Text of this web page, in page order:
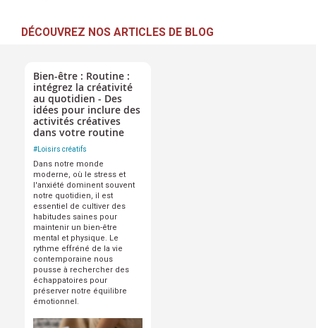
DÉCOUVREZ NOS ARTICLES DE BLOG
Bien-être : Routine :
intégrez la créativité
au quotidien - Des
idées pour inclure des
activités créatives
dans votre routine
# Loisirs créatifs
Dans notre monde
moderne, où le stress et
l'anxiété dominent souvent
notre quotidien, il est
essentiel de cultiver des
habitudes saines pour
maintenir un bien-être
mental et physique. Le
rythme effréné de la vie
contemporaine nous
pousse à rechercher des
échappatoires pour
préserver notre équilibre
émotionnel.